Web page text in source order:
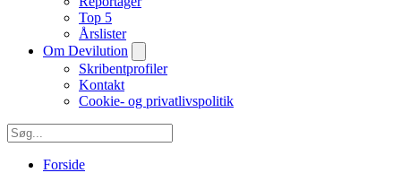
Top 5
Årslister
Om Devilution
Skribentprofiler
Kontakt
Cookie- og privatlivspolitik
Forside